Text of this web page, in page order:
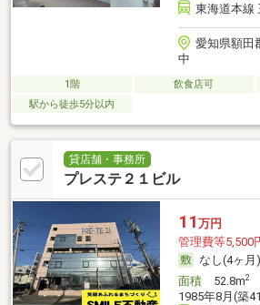
東海道本線
愛知県額田
中
1階 飲食店可
駅から徒歩5分以内
貸店舗・事務所
プレステ２１ビル
11 万円
管理費等5,500
なし(4ヶ月)
面積52.8m2
1985年8月(築